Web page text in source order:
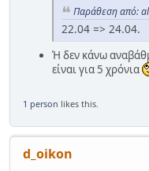
Παράθεση από:
22.04 => 24.04.
Ή δεν κάνω
είναι για 5 χρόνια
1 person likes this.
d_oikon